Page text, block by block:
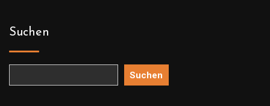
Suchen
Suchen